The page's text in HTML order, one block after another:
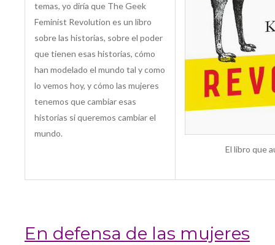
temas, yo diría que The Geek
Feminist Revolution es un libro
sobre las historias, sobre el poder
que tienen esas historias, cómo
han modelado el mundo tal y como
lo vemos hoy, y cómo las mujeres
tenemos que cambiar esas
historias si queremos cambiar el
mundo.
El libro que
En defensa de las mujeres